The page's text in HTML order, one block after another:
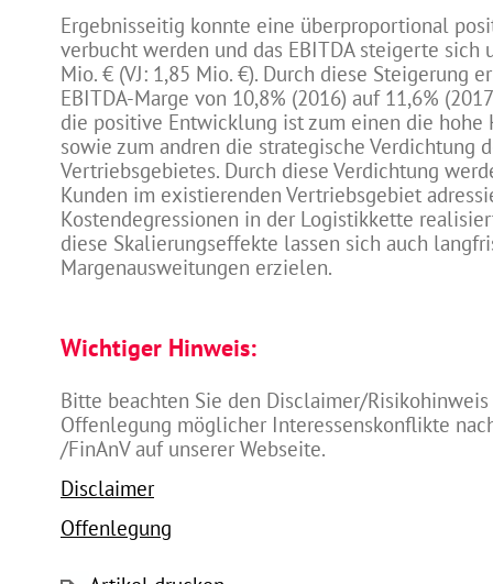
Ergebnisseitig konnte eine überproportional
verbucht werden und das EBITDA steigerte sich
Mio. € (VJ: 1,85 Mio. €). Durch diese Steigerung
EBITDA-Marge von 10,8% (2016) auf 11,6%
die positive Entwicklung ist zum einen die hohe
sowie zum andren die strategische Verdichtung
Vertriebsgebietes. Durch diese Verdichtung
Kunden im existierenden Vertriebsgebiet
Kostendegressionen in der Logistikkette
diese Skalierungseffekte lassen sich auch
Margenausweitungen erzielen.
Wichtiger Hinweis:
Bitte beachten Sie den Disclaimer/
Offenlegung möglicher Interessenskonflikte
/FinAnV auf unserer Webseite.
Disclaimer
Offenlegung